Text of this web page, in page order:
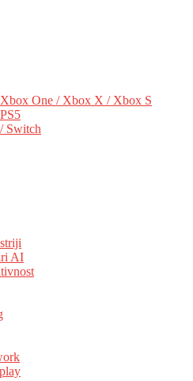
One / Xbox X / Xbox S
Switch
AI